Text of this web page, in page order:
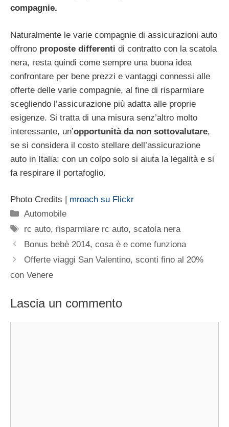
compagnie.
Naturalmente le varie compagnie di assicurazioni auto
offrono proposte differenti di contratto con la scatola
nera, resta quindi come sempre una buona idea
confrontare per bene prezzi e vantaggi connessi alle
offerte delle varie compagnie, al fine di risparmiare
scegliendo l’assicurazione più adatta alle proprie
esigenze. Si tratta di una misura senz’altro molto
interessante, un’opportunità da non sottovalutare,
se si considera il costo stellare dell’assicurazione
auto in Italia: con un colpo solo si aiuta la legalità e si
fa respirare il portafoglio.
Photo Credits | mroach su Flickr
Categorie
Automobile
Tag
rc auto, risparmiare rc auto,scatola nera
Bonus bebè 2014, cosa è e come funziona
Offerte viaggi San Valentino, sconti fino al 20%
con Venere
Lascia un commento